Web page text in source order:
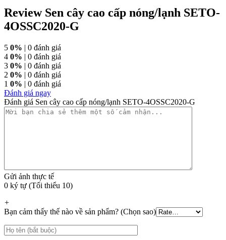
Review Sen cây cao cấp nóng/lạnh SETO-
4OSSC2020-G
5 0% | 0 đánh giá
4 0% | 0 đánh giá
3 0% | 0 đánh giá
2 0% | 0 đánh giá
1 0% | 0 đánh giá
Đánh giá ngay
Đánh giá Sen cây cao cấp nóng/lạnh SETO-4OSSC2020-G
Gửi ảnh thực tế
0 ký tự (Tối thiểu 10)
+
Bạn cảm thấy thế nào về sản phẩm? (Chọn sao)